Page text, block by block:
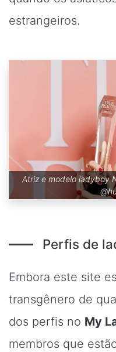
estrangeiros.
Atriz e modelo ladyboy
Perfis de
Embora este site
transgênero de
dos perfis no My
membros que